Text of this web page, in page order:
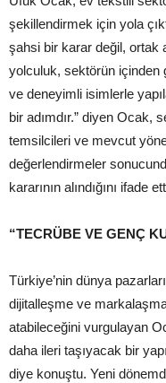
şekillendirmek için yola
şahsi bir karar değil, ortak
yolculuk, sektörün içinden
ve deneyimli isimlerle
bir adımdır.” diyen Ocak,
temsilcileri ve mevcut
değerlendirmeler
kararının alındığını ifade
“TECRÜBE VE GENÇ
Türkiye’nin dünya
dijitalleşme ve
atabileceğini vurgulayan
daha ileri taşıyacak bir
diye konuştu. Yeni